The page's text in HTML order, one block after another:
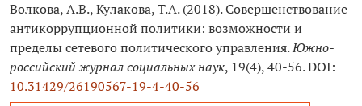
Волкова, А.В., Кулакова, Т.А. (2018). Совершенствование
антикоррупционной политики: возможности и
пределы сетевого политического управления.Южно-
российский журнал социальных наук, 19(4), 40-56. DOI:
10.31429/26190567-19-4-40-56